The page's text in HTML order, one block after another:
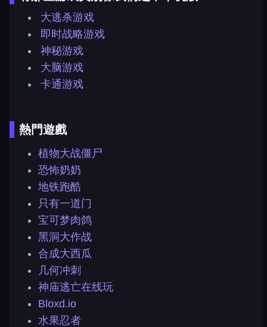
大逃杀游戏
即时战略游戏
神秘游戏
大脑游戏
卡通游戏
熱門遊戲
植物大战僵尸
恐怖奶奶
地铁跑酷
只有一道门
宝可梦肉鸽
黑洞大作战
合成大西瓜
几何冲刺
神庙逃亡在线玩
Bloxd.io
水果忍者